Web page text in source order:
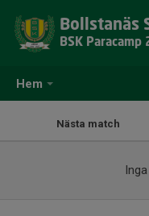
Hem
Bollstanäs
BSK Paracamp
Nästa match